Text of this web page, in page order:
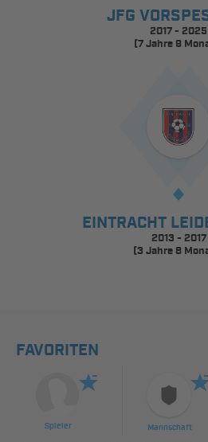
JFG
2017 - 2025
(7 Jahre 9
EINTRACHT
2013 - 2017
(3 Jahre 8
FAVORITEN
Spieler Mannschaft